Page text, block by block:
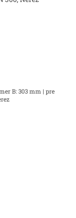
B: 303 mm | pre